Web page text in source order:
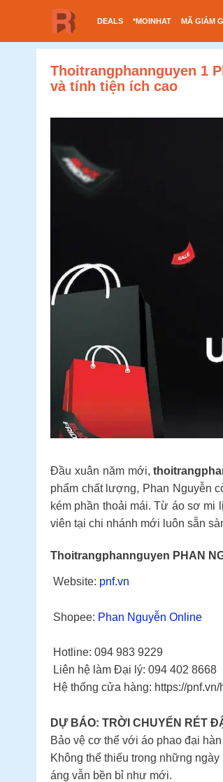
nội
DEALS *MOINHAT MÃ GIẢM
Thoitrangphannguyen 1
và tính tiện ích cao
Đầu xuân năm mới,
phẩm chất lượng, Phan Nguyễn
kém phần thoải mái. Từ áo sơ mi
viên tại chi nhánh mới luôn sẵn
Thoitrangphannguyen PHAN
Website: pnf.vn
Shopee: Phan Nguyễn Online
Hotline: 094 983 9229
Liên hệ làm Đại lý: 094 402 8668
Hệ thống cửa hàng: https://
DỰ BÁO: TRỜI CHUYỂN RÉT
Bảo vệ cơ thể với áo phao đại
Không thể thiếu trong những
áng vẫn bền bỉ như mới.